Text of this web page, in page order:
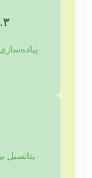
۳. اعتبار سنجی عملی
پتانسیل